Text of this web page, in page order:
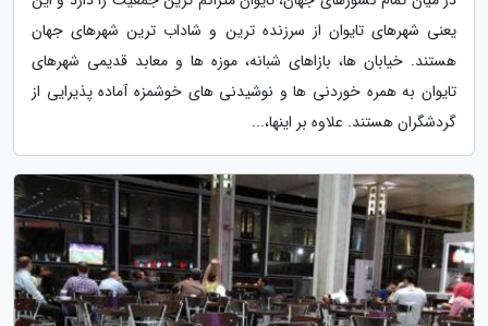
یعنی شهرهای تایوان از سرزنده ترین و شاداب ترین شهرهای جهان
هستند. خیابان ها، بازاهای شبانه، موزه ها و معابد قدیمی شهرهای
تایوان به همره خوردنی ها و نوشیدنی های خوشمزه آماده پذیرایی از
گردشگران هستند. علاوه بر اینها،...